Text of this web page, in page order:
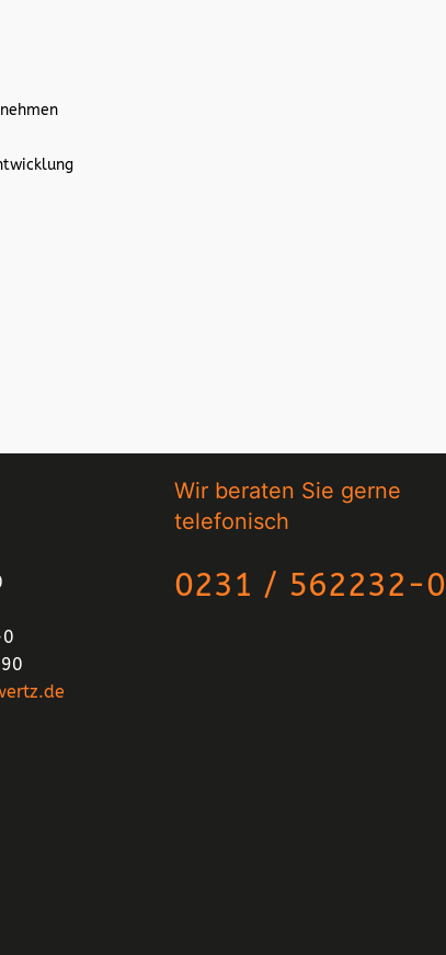
Wir beraten Sie gerne
telefonisch
0231 / 562232-0